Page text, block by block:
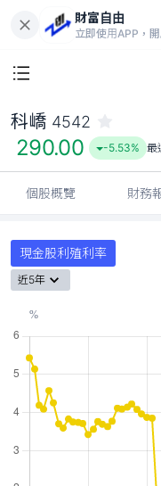
財富自由
立即使用APP，
科嶠 4542
290.00 -5.53% 最
個股概覽 財務
現金股利殖利率
近5年